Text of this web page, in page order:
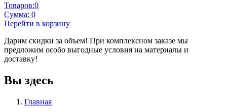
Товаров:0
Сумма: 0
Перейти в корзину
Дарим скидки за объем! При комплексном заказе мы
предложим особо выгодные условия на материалы и
доставку!
Вы здесь
Главная